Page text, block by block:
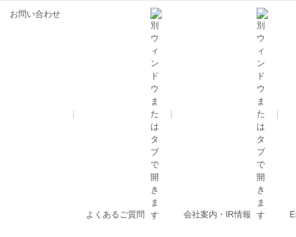
お問い合わせ
よくあるご質問 会社案内・IR情報